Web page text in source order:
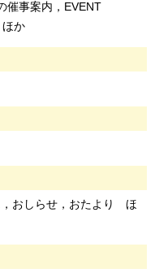
催事案内，EVENT
か
，おしらせ，おたより ほ